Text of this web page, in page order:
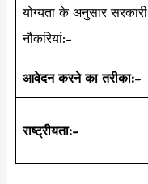
योग्यता के अनुसार सरकारी
नौकरियां:-
आवेदन करने का तरीका:–
राष्ट्रीयता:-